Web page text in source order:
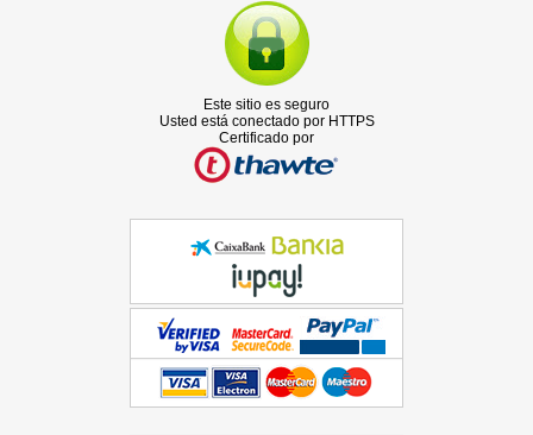
Este sitio es seguro
Usted está conectado por HTTPS
Certificado por